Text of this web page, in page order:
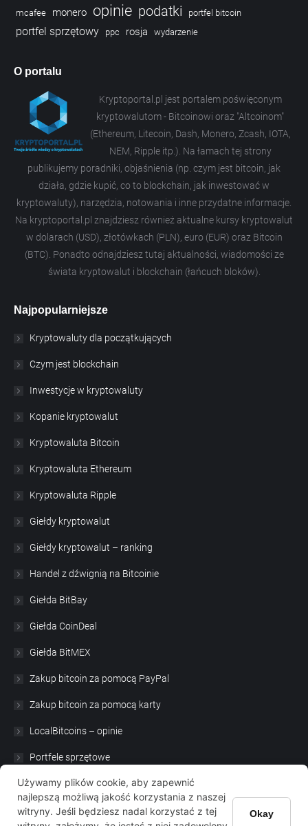
mcafee monero opinie podatki portfel bitcoin
portfel sprzętowy ppc rosja wydarzenie
O portalu
Kryptoportal.pl jest portalem poświęconym
kryptowalutom - Bitcoinowi oraz "Altcoinom"
(Ethereum, Litecoin, Dash, Monero, Zcash, IOTA,
NEM, Ripple itp.). Na łamach tej strony
publikujemy poradniki, objaśnienia (np. czym jest bitcoin, jak
działa, gdzie kupić, co to blockchain, jak inwestować w
kryptowaluty), narzędzia, notowania i inne przydatne informacje.
Na kryptoportal.pl znajdziesz również aktualne kursy kryptowalut
w dolarach (USD), złotówkach (PLN), euro (EUR) oraz Bitcoin
(BTC). Ponadto odnajdziesz tutaj aktualności, wiadomości ze
świata kryptowalut i blockchain (łańcuch bloków).
Najpopularniejsze
Kryptowaluty dla początkujących
Czym jest blockchain
Inwestycje w kryptowaluty
Kopanie kryptowalut
Kryptowaluta Bitcoin
Kryptowaluta Ethereum
Kryptowaluta Ripple
Giełdy kryptowalut
Giełdy kryptowalut – ranking
Handel z dźwignią na Bitcoinie
Giełda BitBay
Giełda CoinDeal
Giełda BitMEX
Zakup bitcoin za pomocą PayPal
Zakup bitcoin za pomocą karty
LocalBitcoins – opinie
Portfele sprzętowe
Satoshi Nakamoto
Używamy plików cookie, aby zapewnić
najlepszą możliwą jakość korzystania z naszej
witryny. Jeśli będziesz nadal korzystać z tej
Okay